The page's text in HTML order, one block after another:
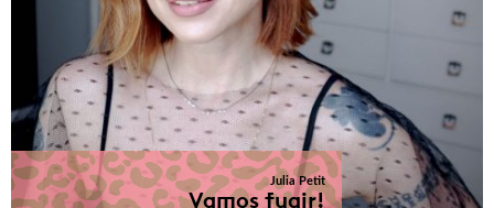
Julia Petit
Vamos fugir!